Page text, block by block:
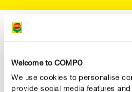
Welcome to COMPO
We use cookies to personalise
provide social media features
Kořenový bal růže nesmí v zimě
kbelících musí být proto před
způsobem chráněny, například